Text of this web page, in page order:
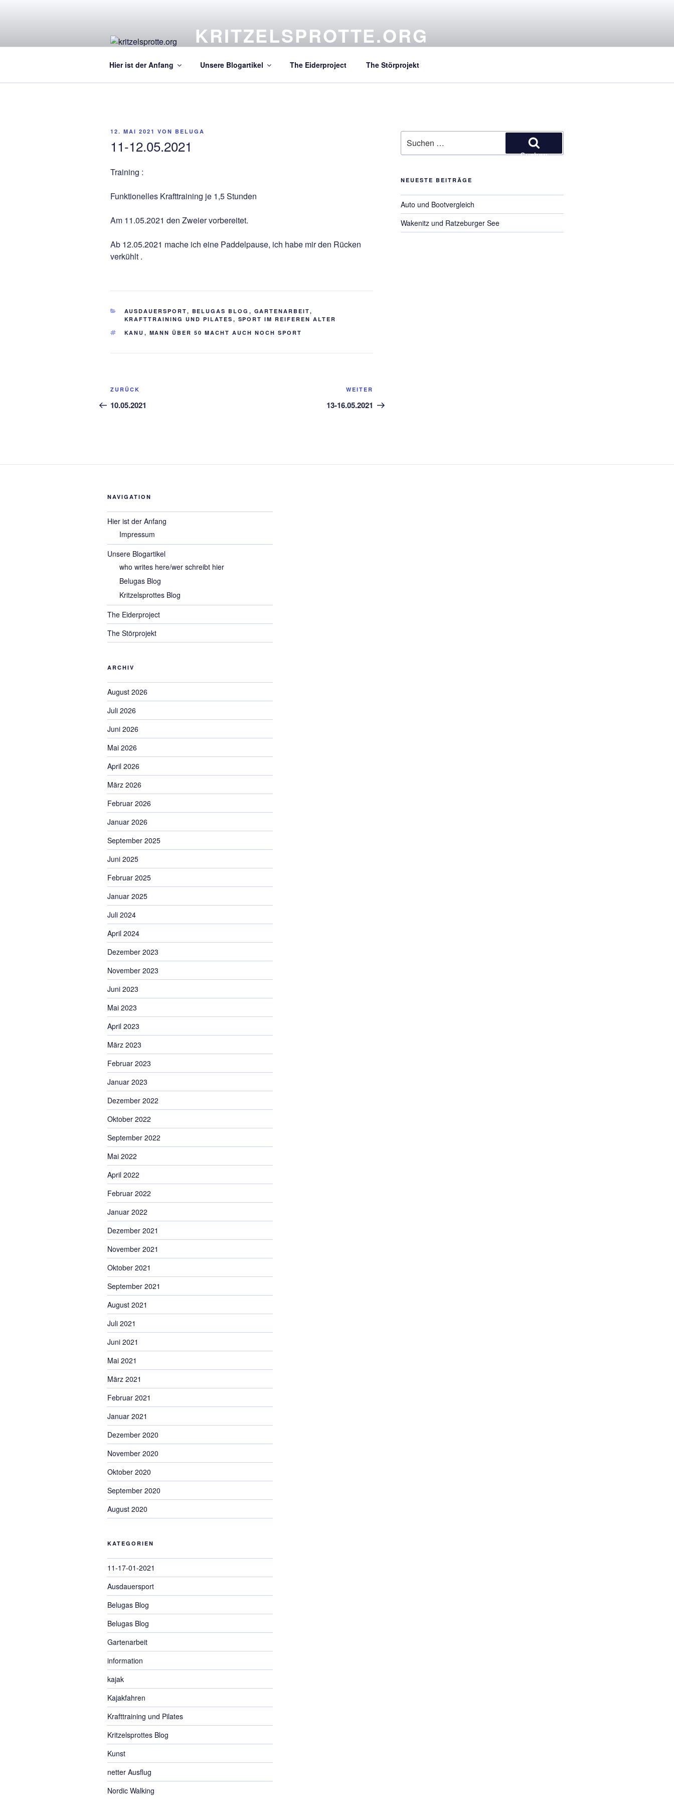
KRITZELSPROTTE.ORG
Hier ist der Anfang Unsere Blogartikel The Eiderproject The Störprojekt
VERÖFFENTLICHT
12. MAI 2021 VON BELUGA
11-12.05.2021
Training :
Funktionelles Krafttraining je 1,5 Stunden
Am 11.05.2021 den Zweier vorbereitet.
Ab 12.05.2021 mache ich eine Paddelpause, ich habe mir den Rücken
verkühlt .
KATEGORIEN
AUSDAUERSPORT, BELUGAS BLOG , GARTENARBEIT,
KRAFTTRAINING UND PILATES , SPORT IM REIFEREN ALTER
SCHLAGWÖRTER
KANU , MANN ÜBER 50 MACHT AUCH NOCH SPORT
Beitragsnavigation
Vorheriger
Beitrag
ZURÜCK
10.05.2021
Beitrag
WEITER
13-16.05.2021
nach:
Suchen
NEUESTE BEITRÄGE
Auto und Bootvergleich
Wakenitz und Ratzeburger See
NAVIGATION
Hier ist der Anfang
Impressum
Unsere Blogartikel
who writes here/wer schreibt hier
Belugas Blog
Kritzelsprottes Blog
The Eiderproject
The Störprojekt
ARCHIV
August 2026
Juli 2026
Juni 2026
Mai 2026
April 2026
März 2026
Februar 2026
Januar 2026
September 2025
Juni 2025
Februar 2025
Januar 2025
Juli 2024
April 2024
Dezember 2023
November 2023
Juni 2023
Mai 2023
April 2023
März 2023
Februar 2023
Januar 2023
Dezember 2022
Oktober 2022
September 2022
Mai 2022
April 2022
Februar 2022
Januar 2022
Dezember 2021
November 2021
Oktober 2021
September 2021
August 2021
Juli 2021
Juni 2021
Mai 2021
März 2021
Februar 2021
Januar 2021
Dezember 2020
November 2020
Oktober 2020
September 2020
August 2020
KATEGORIEN
11-17-01-2021
Ausdauersport
Belugas Blog
Belugas Blog
Gartenarbeit
information
kajak
Kajakfahren
Krafttraining und Pilates
Kritzelsprottes Blog
Kunst
netter Ausflug
Nordic Walking